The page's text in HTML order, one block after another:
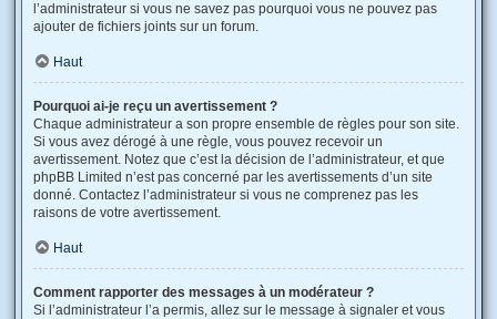
l’administrateur si vous ne savez pas pourquoi vous ne pouvez pas
ajouter de fichiers joints sur un forum.
Haut
Pourquoi ai-je reçu un avertissement ?
Chaque administrateur a son propre ensemble de règles pour son site.
Si vous avez dérogé à une règle, vous pouvez recevoir un
avertissement. Notez que c’est la décision de l’administrateur, et que
phpBB Limited n’est pas concerné par les avertissements d’un site
donné. Contactez l’administrateur si vous ne comprenez pas les
raisons de votre avertissement.
Haut
Comment rapporter des messages à un modérateur ?
Si l’administrateur l’a permis, allez sur le message à signaler et vous